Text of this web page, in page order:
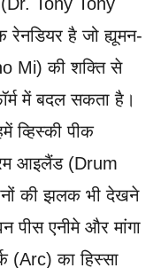
है जो ह्यूमन-
Mi) की शक्ति से
में बदल सकता है।
व्हिस्की पीक
आइलैंड (Drum
की झलक भी देखने
पीस एनीमे और मांगा
(Arc) का हिस्सा